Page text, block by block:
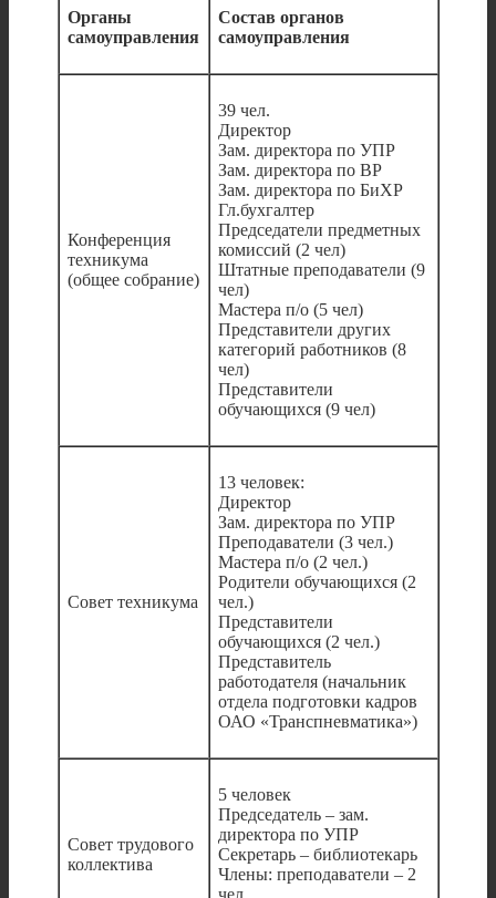
Органы
самоуправления
Состав органов
самоуправления
Конференция
техникума
(общее собрание)
39 чел.
Директор
Зам. директора по УПР
Зам. директора по ВР
Зам. директора по БиХР
Гл.бухгалтер
Председатели предметных
комиссий (2 чел)
Штатные преподаватели (9
чел)
Мастера п/о (5 чел)
Представители других
категорий работников (8
чел)
Представители
обучающихся (9 чел)
Совет техникума
13 человек:
Директор
Зам. директора по УПР
Преподаватели (3 чел.)
Мастера п/о (2 чел.)
Родители обучающихся (2
чел.)
Представители
обучающихся (2 чел.)
Представитель
работодателя (начальник
отдела подготовки кадров
ОАО «Транспневматика»)
Совет трудового
коллектива
5 человек
Председатель – зам.
директора по УПР
Секретарь – библиотекарь
Члены: преподаватели – 2
чел.